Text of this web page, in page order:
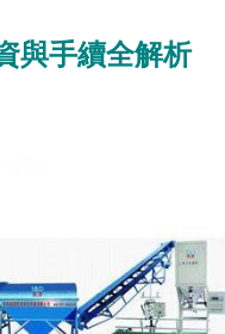
與手續全解析